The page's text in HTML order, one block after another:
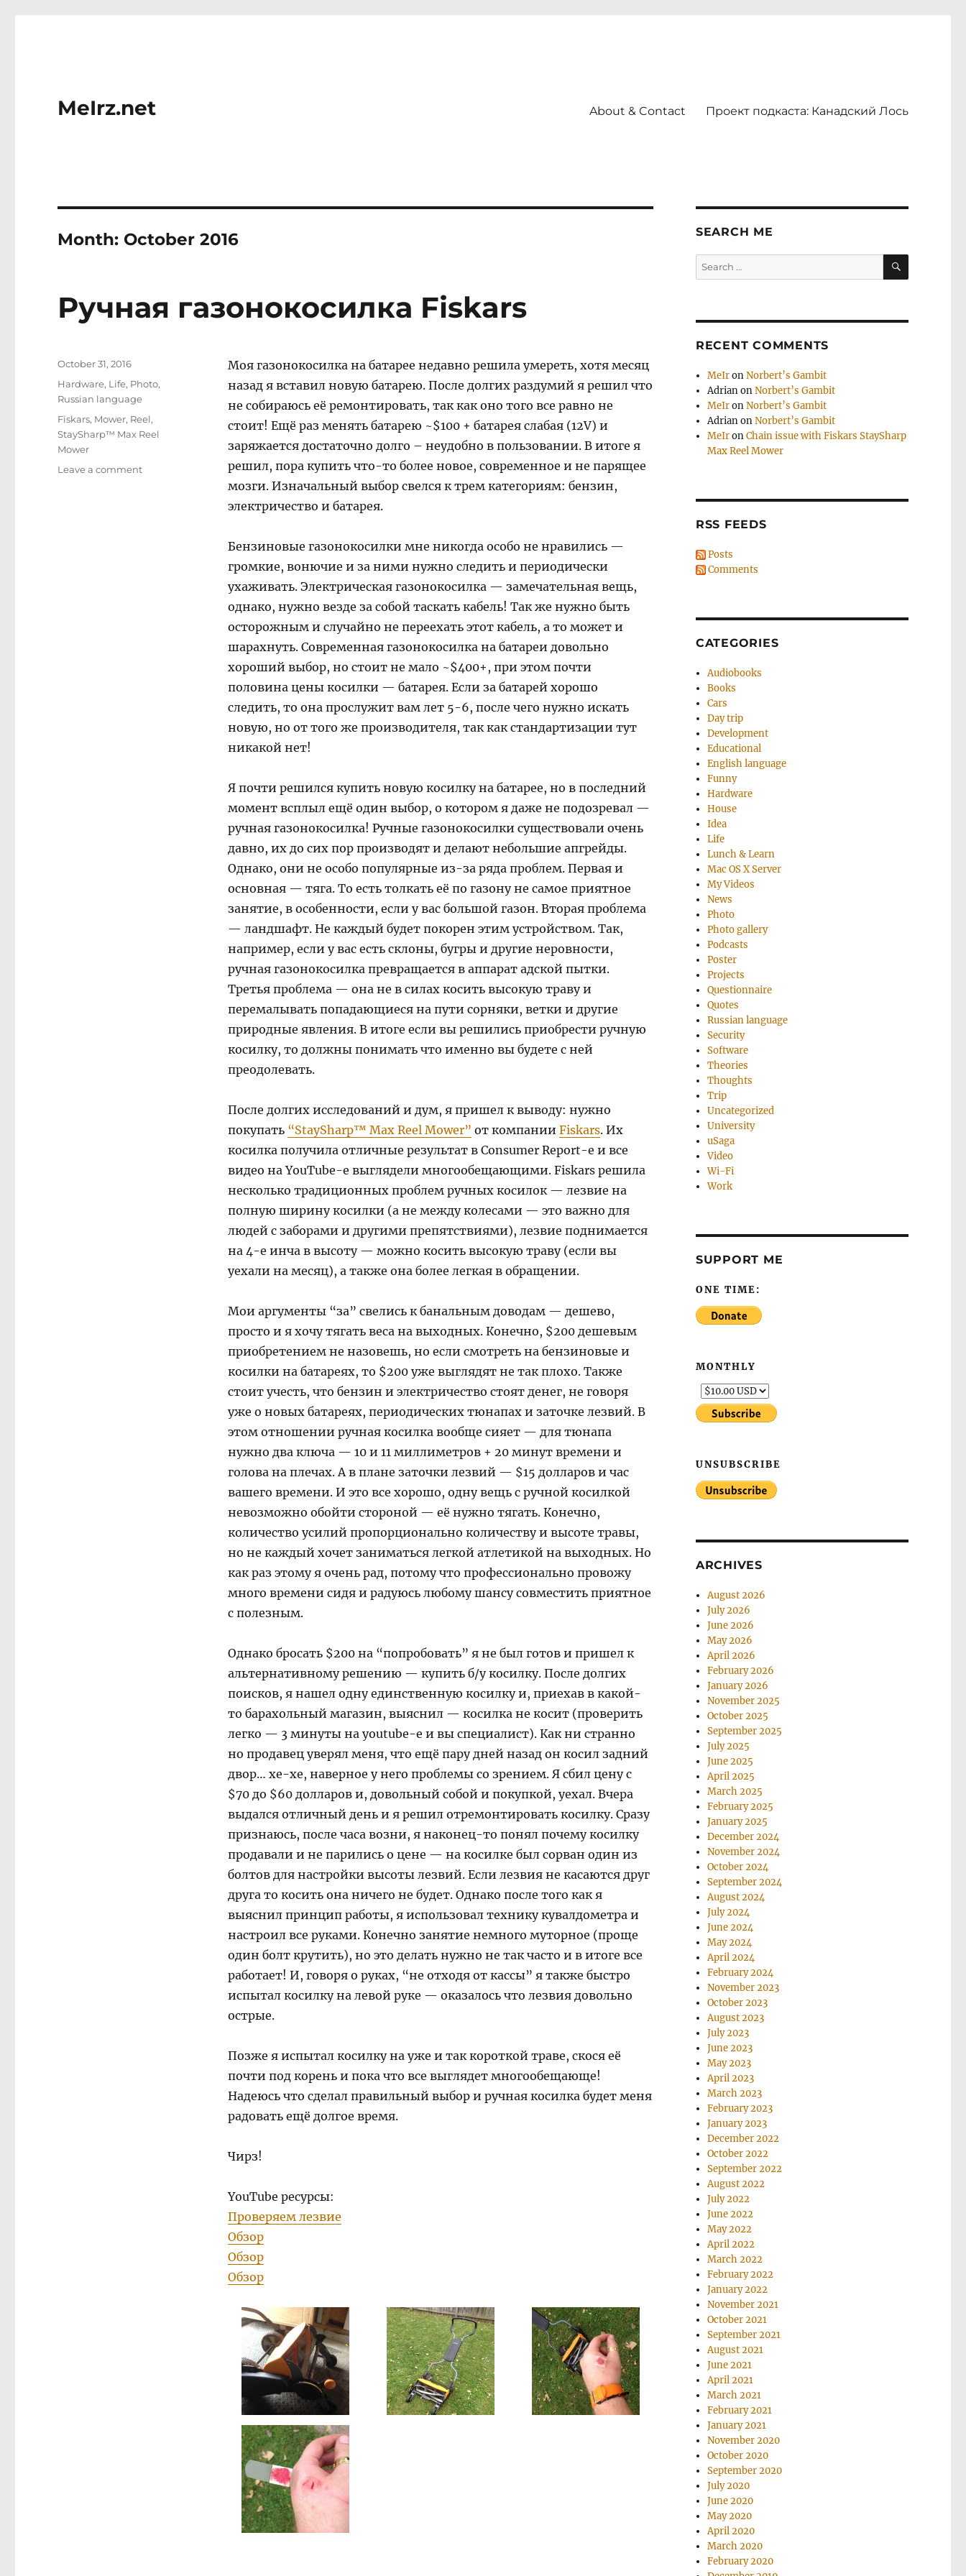
MeIrz.net About & Contact Проект подкаста: Канадский Лось
Month: October 2016
Ручная газонокосилка Fiskars
Моя газонокосилка на батарее недавно решила умереть, хотя месяц
назад я вставил новую батарею. После долгих раздумий я решил что
не собираюсь её ремонтировать, так как оно того все равно не
стоит! Ещё раз менять батарею ~$100 + батарея слабая (12V) и
заряжается достаточно долго – неудобно в пользовании. В итоге я
решил, пора купить что-то более новое, современное и не парящее
мозги. Изначальный выбор свелся к трем категориям: бензин,
электричество и батарея.
Бензиновые газонокосилки мне никогда особо не нравились —
громкие, вонючие и за ними нужно следить и периодически
ухаживать. Электрическая газонокосилка — замечательная вещь,
однако, нужно везде за собой таскать кабель! Так же нужно быть
осторожным и случайно не переехать этот кабель, а то может и
шарахнуть. Современная газонокосилка на батареи довольно
хороший выбор, но стоит не мало ~$400+, при этом почти
половина цены косилки — батарея. Если за батарей хорошо
следить, то она прослужит вам лет 5-6, после чего нужно искать
новую, но от того же производителя, так как стандартизации тут
никакой нет!
Я почти решился купить новую косилку на батарее, но в последний
момент всплыл ещё один выбор, о котором я даже не подозревал —
ручная газонокосилка! Ручные газонокосилки существовали очень
давно, их до сих пор производят и делают небольшие апгрейды.
Однако, они не особо популярные из-за ряда проблем. Первая и
основная — тяга. То есть толкать её по газону не самое приятное
занятие, в особенности, если у вас большой газон. Вторая проблема
— ландшафт. Не каждый будет покорен этим устройством. Так,
например, если у вас есть склоны, бугры и другие неровности,
ручная газонокосилка превращается в аппарат адской пытки.
Третья проблема — она не в силах косить высокую траву и
перемалывать попадающиеся на пути сорняки, ветки и другие
природные явления. В итоге если вы решились приобрести ручную
косилку, то должны понимать что именно вы будете с ней
преодолевать.
После долгих исследований и дум, я пришел к выводу: нужно
покупать “StaySharp™ Max Reel Mower” от компании Fiskars. Их
косилка получила отличные результат в Consumer Report-е и все
видео на YouTube-е выглядели многообещающими. Fiskars решила
несколько традиционных проблем ручных косилок — лезвие на
полную ширину косилки (а не между колесами — это важно для
людей с заборами и другими препятствиями), лезвие поднимается
на 4-е инча в высоту — можно косить высокую траву (если вы
уехали на месяц), а также она более легкая в обращении.
Мои аргументы “за” свелись к банальным доводам — дешево,
просто и я хочу тягать веса на выходных. Конечно, $200 дешевым
приобретением не назовешь, но если смотреть на бензиновые и
косилки на батареях, то $200 уже выглядят не так плохо. Также
стоит учесть, что бензин и электричество стоят денег, не говоря
уже о новых батареях, периодических тюнапах и заточке лезвий. В
этом отношении ручная косилка вообще сияет — для тюнапа
нужно два ключа — 10 и 11 миллиметров + 20 минут времени и
голова на плечах. А в плане заточки лезвий — $15 долларов и час
вашего времени. И это все хорошо, одну вещь с ручной косилкой
невозможно обойти стороной — её нужно тягать. Конечно,
количество усилий пропорционально количеству и высоте травы,
но не каждый хочет заниматься легкой атлетикой на выходных. Но
как раз этому я очень рад, потому что профессионально провожу
много времени сидя и радуюсь любому шансу совместить приятное
с полезным.
Однако бросать $200 на “попробовать” я не был готов и пришел к
альтернативному решению — купить б/у косилку. После долгих
поисков, я нашел одну единственную косилку и, приехав в какой-
то барахольный магазин, выяснил — косилка не косит (проверить
легко — 3 минуты на youtube-е и вы специалист). Как ни странно
но продавец уверял меня, что ещё пару дней назад он косил задний
двор… хе-хе, наверное у него проблемы со зрением. Я сбил цену с
$70 до $60 долларов и, довольный собой и покупкой, уехал. Вчера
выдался отличный день и я решил отремонтировать косилку. Сразу
признаюсь, после часа возни, я наконец-то понял почему косилку
продавали и не парились о цене — на косилке был сорван один из
болтов для настройки высоты лезвий. Если лезвия не касаются друг
друга то косить она ничего не будет. Однако после того как я
выяснил принцип работы, я использовал технику кувалдометра и
настроил все руками. Конечно занятие немного муторное (проще
один болт крутить), но это делать нужно не так часто и в итоге все
работает! И, говоря о руках, “не отходя от кассы” я также быстро
испытал косилку на левой руке — оказалось что лезвия довольно
острые.
Позже я испытал косилку на уже и так короткой траве, скося её
почти под корень и пока что все выглядет многообещающе!
Надеюсь что сделал правильный выбор и ручная косилка будет меня
радовать ещё долгое время.
Чирз!
YouTube ресурсы:
Проверяем лезвие
Обзор
Обзор
Обзор
Posted
October 31, 2016
Categories
Hardware, Life, Photo,
Russian language
Tags
Fiskars, Mower, Reel,
StaySharp™ Max Reel
Mower
Leave a commenton
SEARCH ME
Search
for:
SEARCH
RECENT COMMENTS
MeIronNorbert’s Gambit
AdrianonNorbert’s Gambit
MeIronNorbert’s Gambit
AdrianonNorbert’s Gambit
MeIronChain issue with Fiskars StaySharp
Max Reel Mower
RSS FEEDS
Posts
Comments
CATEGORIES
Audiobooks
Books
Cars
Day trip
Development
Educational
English language
Funny
Hardware
House
Idea
Life
Lunch & Learn
Mac OS X Server
My Videos
News
Photo
Photo gallery
Podcasts
Poster
Projects
Questionnaire
Quotes
Russian language
Security
Software
Theories
Thoughts
Trip
Uncategorized
University
uSaga
Video
Wi-Fi
Work
SUPPORT ME
ONE TIME:
MONTHLY
UNSUBSCRIBE
ARCHIVES
August 2026
July 2026
June 2026
May 2026
April 2026
February 2026
January 2026
November 2025
October 2025
September 2025
July 2025
June 2025
April 2025
March 2025
February 2025
January 2025
December 2024
November 2024
October 2024
September 2024
August 2024
July 2024
June 2024
May 2024
April 2024
February 2024
November 2023
October 2023
August 2023
July 2023
June 2023
May 2023
April 2023
March 2023
February 2023
January 2023
December 2022
October 2022
September 2022
August 2022
July 2022
June 2022
May 2022
April 2022
March 2022
February 2022
January 2022
November 2021
October 2021
September 2021
August 2021
June 2021
April 2021
March 2021
February 2021
January 2021
November 2020
October 2020
September 2020
July 2020
June 2020
May 2020
April 2020
March 2020
February 2020